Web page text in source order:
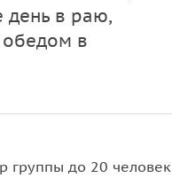
день в раю,
обедом в
группы до 20 человек